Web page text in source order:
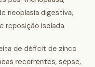
neoplasia digestiva,
reposição isolada.
de déficit de zinco
recorrentes, sepse,